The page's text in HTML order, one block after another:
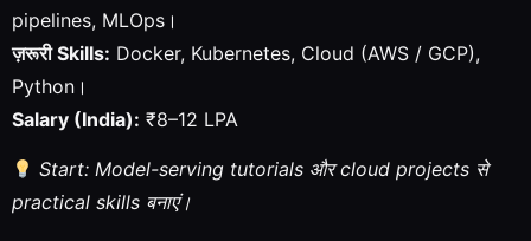
pipelines, MLOps।
ज़रूरी Skills: Docker, Kubernetes, Cloud (AWS / GCP),
Python।
Salary (India): ₹8–12 LPA
Start: Model-serving tutorials और cloud projects से
practical skills बनाएं।